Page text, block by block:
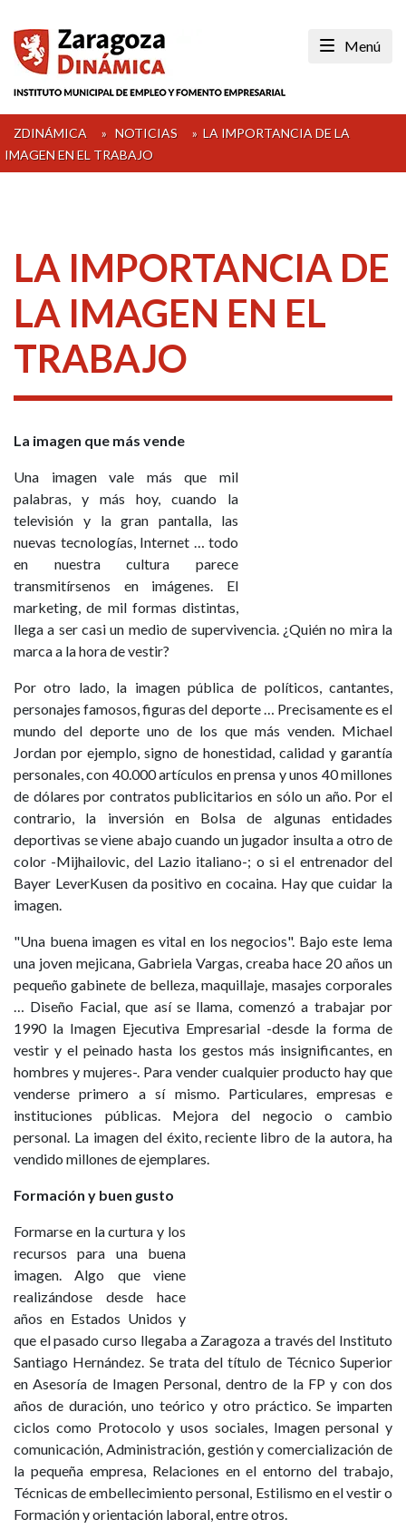
content
Menú
ZDINÁMICA » NOTICIAS » LA IMPORTANCIA DE LA
IMAGEN EN EL TRABAJO
LA IMPORTANCIA DE
LA IMAGEN EN EL
TRABAJO
La imagen que más vende
Una imagen vale más que mil
palabras, y más hoy, cuando la
televisión y la gran pantalla, las
nuevas tecnologías, Internet … todo
en nuestra cultura parece
transmitírsenos en imágenes. El
marketing, de mil formas distintas,
llega a ser casi un medio de supervivencia. ¿Quién no mira la
marca a la hora de vestir?
Por otro lado, la imagen pública de políticos, cantantes,
personajes famosos, figuras del deporte … Precisamente es el
mundo del deporte uno de los que más venden. Michael
Jordan por ejemplo, signo de honestidad, calidad y garantía
personales, con 40.000 artículos en prensa y unos 40 millones
de dólares por contratos publicitarios en sólo un año. Por el
contrario, la inversión en Bolsa de algunas entidades
deportivas se viene abajo cuando un jugador insulta a otro de
color -Mijhailovic, del Lazio italiano-; o si el entrenador del
Bayer LeverKusen da positivo en cocaina. Hay que cuidar la
imagen.
"Una buena imagen es vital en los negocios". Bajo este lema
una joven mejicana, Gabriela Vargas, creaba hace 20 años un
pequeño gabinete de belleza, maquillaje, masajes corporales
… Diseño Facial, que así se llama, comenzó a trabajar por
1990 la Imagen Ejecutiva Empresarial -desde la forma de
vestir y el peinado hasta los gestos más insignificantes, en
hombres y mujeres-. Para vender cualquier producto hay que
venderse primero a sí mismo. Particulares, empresas e
instituciones públicas. Mejora del negocio o cambio
personal. La imagen del éxito, reciente libro de la autora, ha
vendido millones de ejemplares.
Formación y buen gusto
Formarse en la curtura y los
recursos para una buena
imagen. Algo que viene
realizándose desde hace
años en Estados Unidos y
que el pasado curso llegaba a Zaragoza a través del Instituto
Santiago Hernández. Se trata del título de Técnico Superior
en Asesoría de Imagen Personal, dentro de la FP y con dos
años de duración, uno teórico y otro práctico. Se imparten
ciclos como Protocolo y usos sociales, Imagen personal y
comunicación, Administración, gestión y comercialización de
la pequeña empresa, Relaciones en el entorno del trabajo,
Técnicas de embellecimiento personal, Estilismo en el vestir o
Formación y orientación laboral, entre otros.